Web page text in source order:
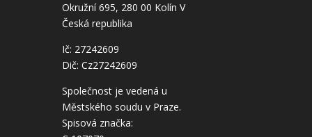
Okružní 695, 280 00 Kolín V
Česká republika
Ič: 27242609
Dič: Cz27242609
Společnost je vedená u
Městského soudu v Praze.
Spisová značka: